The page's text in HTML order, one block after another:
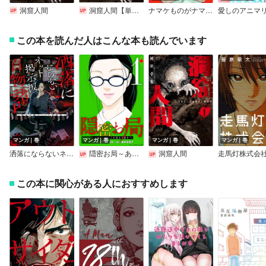
洞窟人間 洞窟人間【単話版】 ナマケものがナマケない
この本を読んだ人はこんな本も読んでいます
マンガ｜巻
洒落にならないネット掲示板百物語～都市伝説コミック怪談集～
マンガ｜巻
隠密お局～あなたのホンネ見えてます～ デジコレ DIGITAL COMICS
マンガ｜巻
洞窟人間
マンガ｜巻
走馬灯株式会
この本に関心がある人におすすめします